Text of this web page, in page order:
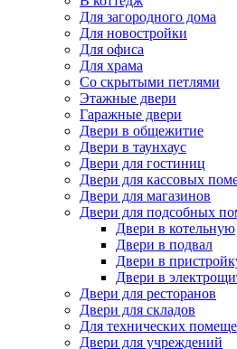
Для загородного дома
Для новостройки
Для офиса
Для храма
Со скрытыми петлями
Этажные двери
Гаражные двери
Двери в общежитие
Двери в таунхаус
Двери для гостиниц
Двери для кассовых
Двери для магазинов
Двери для подсобных
Двери в котельную
Двери в подвал
Двери в
Двери в
Двери для ресторанов
Двери для складов
Для технических
Двери для учреждений